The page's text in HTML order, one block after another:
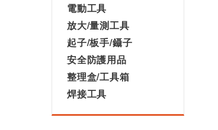
電動工具
放大/量測工具
起子/板手/鑷子
安全防護用品
整理盒/工具箱
焊接工具